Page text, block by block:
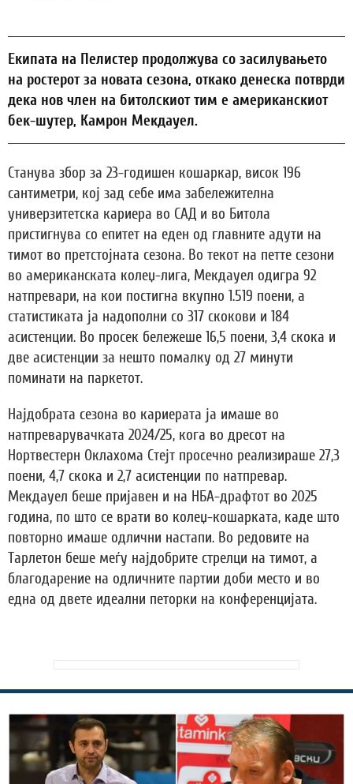
Екипата на Пелистер продолжува со засилувањето
на ростерот за новата сезона, откако денеска потврди
дека нов член на битолскиот тим е американскиот
бек-шутер, Камрон Мекдауел.
Станува збор за 23-годишен кошаркар, висок 196
сантиметри, кој зад себе има забележителна
универзитетска кариера во САД и во Битола
пристигнува со епитет на еден од главните адути на
тимот во претстојната сезона. Во текот на петте сезони
во американската колеџ-лига, Мекдауел одигра 92
натпревари, на кои постигна вкупно 1.519 поени, а
статистиката ја надополни со 317 скокови и 184
асистенции. Во просек бележеше 16,5 поени, 3,4 скока и
две асистенции за нешто помалку од 27 минути
поминати на паркетот.
Најдобрата сезона во кариерата ја имаше во
натпреварувачката 2024/25, кога во дресот на
Нортвестерн Оклахома Стејт просечно реализираше 27,3
поени, 4,7 скока и 2,7 асистенции по натпревар.
Мекдауел беше пријавен и на НБА-драфтот во 2025
година, по што се врати во колеџ-кошарката, каде што
повторно имаше одлични настапи. Во редовите на
Тарлетон беше меѓу најдобрите стрелци на тимот, а
благодарение на одличните партии доби место и во
една од двете идеални петорки на конференцијата.